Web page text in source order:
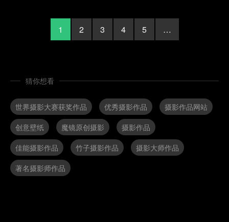
1 2 3 4 5 …
猜你想看
世界摄影大赛获奖作品 优秀摄影作品
摄影作品网站
创意壁纸
魔镜原创摄影
摄影作品
佳能摄影作品
竹子摄影作品
摄影大师作品
著名摄影师作品